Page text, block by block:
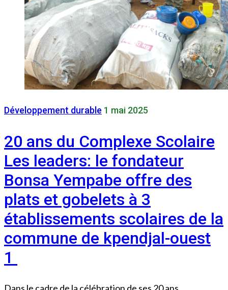
Développement durable 1 mai 2025
20 ans du Complexe Scolaire
Les leaders: le fondateur
Bonsa Yempabe offre des
plats et gobelets à 3
établissements scolaires de la
commune de kpendjal-ouest
1